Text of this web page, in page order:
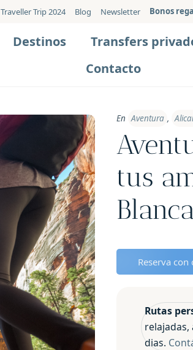
Traveller Trip 2024 Blog Newsletter Bonos
Destinos Transfers
Contacto
En Aventura ,
tus
Reserva
Rutas
dias.